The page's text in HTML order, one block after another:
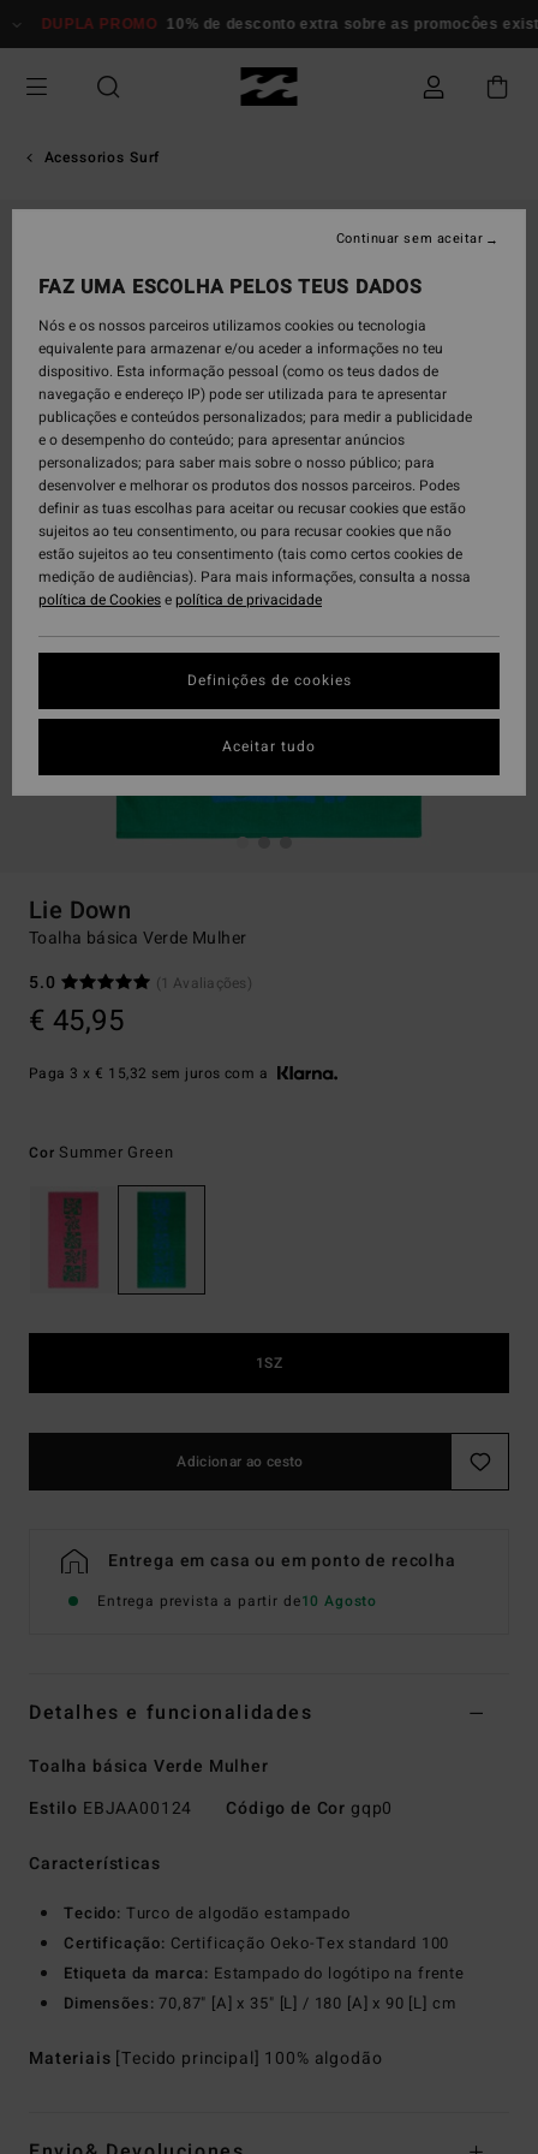
para
informação
DUPLA PROMO 10% de desconto extra sobre as promocôes
Acessorios Surf
Lie Down
Toalha básica Verde Mulher
5.0
(1 Avaliações)
€ 45,95
Paga 3 x € 15,32 sem juros com a
Cor Summer Green
1SZ
Adicionar ao cesto
Entrega em casa ou em ponto de recolha
Entrega prevista a partir de10 Agosto
Detalhes e funcionalidades
Toalha básica Verde Mulher
Estilo EBJAA00124 Código de Cor gqp0
Características
Tecido: Turco de algodão estampado
Certificação: Certificação Oeko-Tex standard 100
Etiqueta da marca: Estampado do logótipo na frente
Dimensões: 70,87" [A] x 35" [L] / 180 [A] x 90 [L] cm
Materiais [Tecido principal] 100% algodão
FAZ UMA ESCOLHA PELOS TEUS DADOS
Nós e os nossos parceiros utilizamos cookies ou tecnologia
equivalente para armazenar e/ou aceder a informações no teu
dispositivo. Esta informação pessoal (como os teus dados de
navegação e endereço IP) pode ser utilizada para te apresentar
publicações e conteúdos personalizados; para medir a publicidade
e o desempenho do conteúdo; para apresentar anúncios
personalizados; para saber mais sobre o nosso público; para
desenvolver e melhorar os produtos dos nossos parceiros. Podes
definir as tuas escolhas para aceitar ou recusar cookies que estão
sujeitos ao teu consentimento, ou para recusar cookies que não
estão sujeitos ao teu consentimento (tais como certos cookies de
medição de audiências). Para mais informações, consulta a nossa
política de Cookiesepolítica de privacidade
Definições de cookies
Continuar sem aceitar
Aceitar tudo